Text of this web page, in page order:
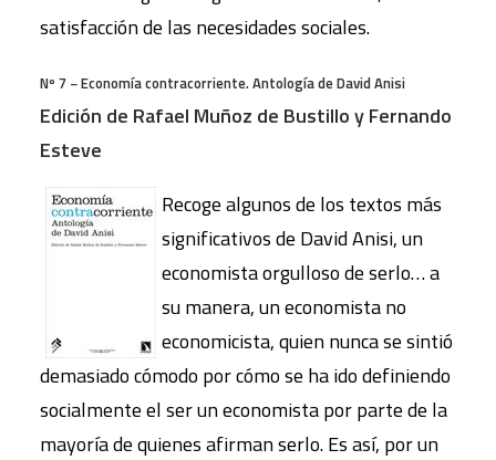
satisfacción de las necesidades sociales.
Nº 7 − Economía contracorriente. Antología de David Anisi
Edición de Rafael Muñoz de Bustillo y Fernando
Esteve
Recoge algunos de los textos más
significativos de David Anisi, un
economista orgulloso de serlo… a
su manera, un economista no
economicista, quien nunca se sintió
demasiado cómodo por cómo se ha ido definiendo
socialmente el ser un economista por parte de la
mayoría de quienes afirman serlo. Es así, por un